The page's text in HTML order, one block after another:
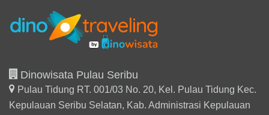
Dinowisata Pulau Seribu
Pulau Tidung RT. 001/03 No. 20, Kel. Pulau Tidung Kec.
Kepulauan Seribu Selatan, Kab. Administrasi Kepulauan